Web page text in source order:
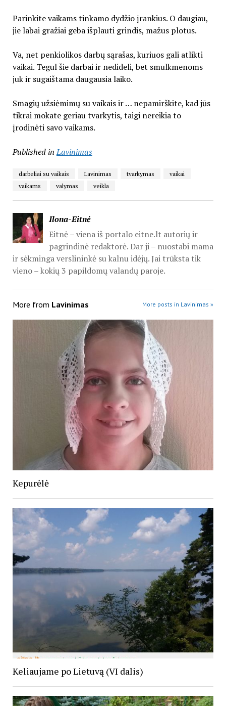
Parinkite vaikams tinkamo dydžio įrankius. O daugiau,
jie labai gražiai geba išplauti grindis, mažus plotus.
Va, net penkiolikos darbų sąrašas, kuriuos gali atlikti
vaikai. Tegul šie darbai ir nedideli, bet smulkmenoms
juk ir sugaištama daugausia laiko.
Smagių užsiėmimų su vaikais ir … nepamirškite, kad jūs
tikrai mokate geriau tvarkytis, taigi nereikia to
įrodinėti savo vaikams.
Published in Lavinimas
darbeliai su vaikais Lavinimas tvarkymas
vaikai
vaikams
valymas veikla
Ilona-Eitnė
Eitnė – viena iš portalo eitne.lt autorių ir
pagrindinė redaktorė. Dar ji – nuostabi mama
ir sėkminga verslininkė su kalnu idėjų. Jai trūksta tik
vieno – kokių 3 papildomų valandų paroje.
More from Lavinimas More posts in Lavinimas »
Kepurėlė
Keliaujame po Lietuvą (VI dalis)